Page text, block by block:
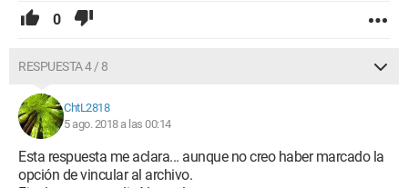
0
RESPUESTA 4 / 8
ChtL2818
5 ago. 2018 a las 00:14
Esta respuesta me aclara... aunque no creo haber marcado la
opción de vincular al archivo.